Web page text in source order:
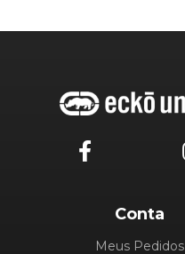
Conta
Meus Pedidos